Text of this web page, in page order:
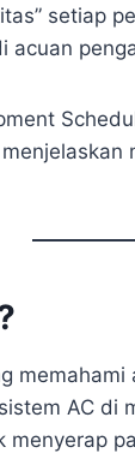
setiap
acuan
memahami
AC di
menyerap